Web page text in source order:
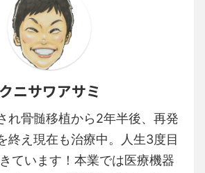
クニサワアサミ
れ骨髄移植から2年半後、再発
終え現在も治療中。人生3度目
ています！本業では医療機器